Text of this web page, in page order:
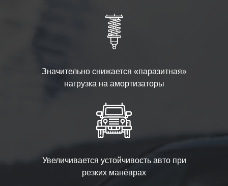
Значительно снижается «паразитная»
нагрузка на амортизаторы
Увеличивается устойчивость авто при
резких манёврах